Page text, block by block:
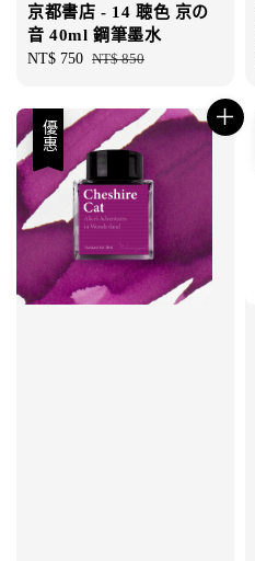
京都書店 - 14 聴色 京の
音 40ml 鋼筆墨水
Sale
NT$ 750 Regular
NT$ 850
優惠